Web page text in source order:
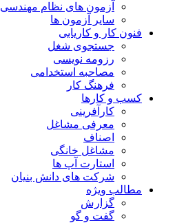
آزمون های نظام مهندسی
سایر آزمون ها
فنون کار و کاریابی
جستجوی شغل
رزومه نویسی
مصاحبه استخدامی
فرهنگ کار
کسب و کارها
کارآفرینی
معرفی مشاغل
اصناف
مشاغل خانگی
استارت آپ ها
شرکت های دانش بنیان
مطالب ویژه
گزارش
گفت و گو